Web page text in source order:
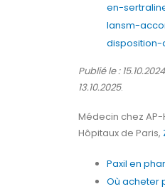
en-
lansm-
Publié le :
13.10.2025.
Médecin chez AP-
Hôpitaux de Paris,
Paxil en
Où acheter